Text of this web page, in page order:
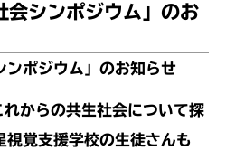
会シンポジウム」のお
ンポジウム」のお知らせ
からの共生社会について探
視覚支援学校の生徒さんも